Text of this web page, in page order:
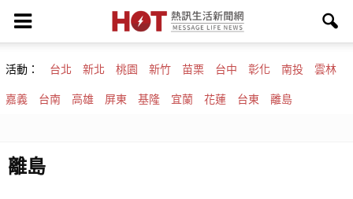
活動： 台北 新北 桃園 新竹 苗栗 台中 彰化 南投 雲林
嘉義 台南 高雄 屏東 基隆 宜蘭 花蓮 台東 離島
離島